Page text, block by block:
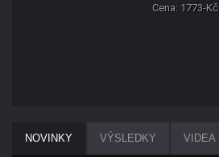
Cena: 1773-Kč
NOVINKY VÝSLEDKY VIDEA